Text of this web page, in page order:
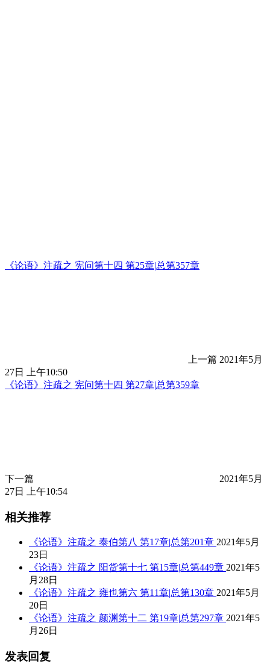
《论语》注疏之 宪问第十四 第25章|总第357章
上一篇 2021年5月
27日 上午10:50
《论语》注疏之 宪问第十四 第27章|总第359章
下一篇
2021年5月
27日 上午10:54
相关推荐
《论语》注疏之 泰伯第八 第17章|总第201章 2021年5月
23日
《论语》注疏之 阳货第十七 第15章|总第449章 2021年5
月28日
《论语》注疏之 雍也第六 第11章|总第130章 2021年5月
20日
《论语》注疏之 颜渊第十二 第19章|总第297章 2021年5
月26日
发表回复